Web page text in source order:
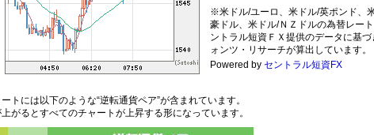
※米ドル/ユーロ、米ドル/英ポンド、
豪ドル、米ドル/ＮＺドルの為替レー
ントラル短資ＦＸ提供のデータに基づ
ォンツ・リサーチが算出しています。
Powered by セントラル短資FX
には以下のような“逆転通貨ペア”が含まれています。
がるとすべてのチャートが上昇する形になっています。